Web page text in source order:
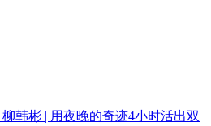
韩彬 | 用夜晚的奇迹4小时活出双